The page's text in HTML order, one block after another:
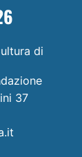
di
37